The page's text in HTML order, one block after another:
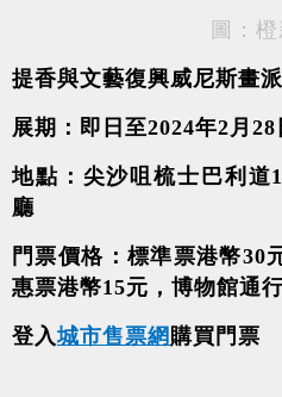
圖：
提香與文藝復興威尼斯畫
展期：即日至2024年2月28
地點：尖沙咀梳士巴利道
廳
門票價格：標準票港幣30
惠票港幣15元，博物館通
登入城市售票網 購買門票